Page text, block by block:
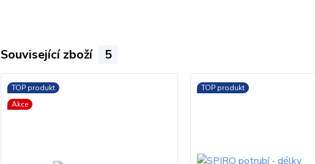
Související zboží 5
TOP produkt
Akce
TOP produkt